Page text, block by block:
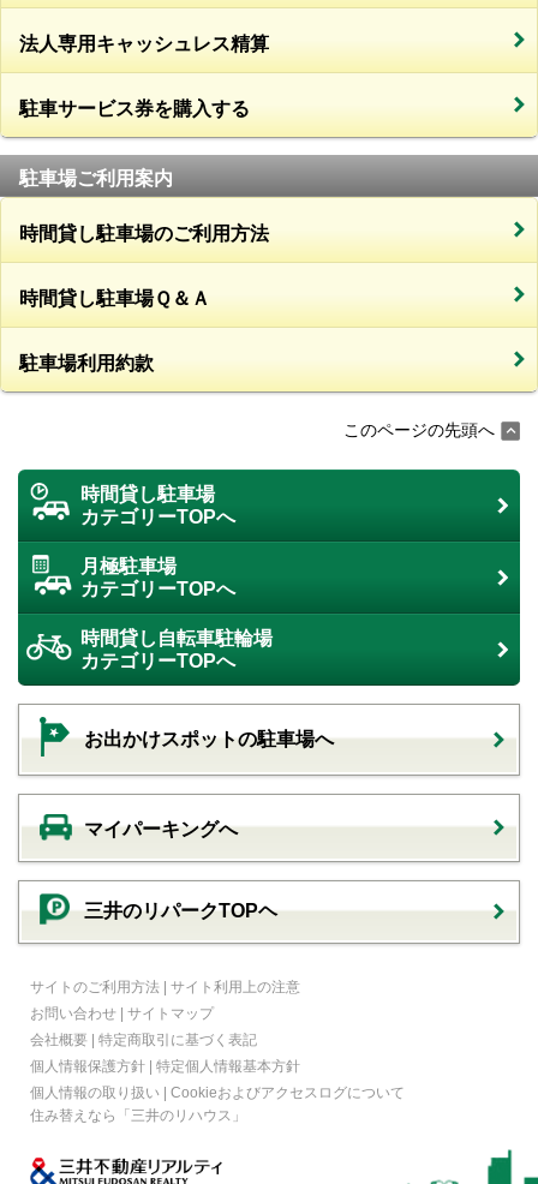
法人専用キャッシュレス精算
駐車サービス券を購入する
駐車場ご利用案内
時間貸し駐車場のご利用方法
時間貸し駐車場Ｑ＆Ａ
駐車場利用約款
このページの先頭へ
時間貸し駐車場
カテゴリーTOPへ
月極駐車場
カテゴリーTOPへ
時間貸し自転車駐輪場
カテゴリーTOPへ
お出かけスポットの駐車場へ
マイパーキングへ
三井のリパークTOPヘ
サイトのご利用方法 | サイト利用上の注意
お問い合わせ | サイトマップ
会社概要 | 特定商取引に基づく表記
個人情報保護方針 | 特定個人情報基本方針
個人情報の取り扱い | Cookieおよびアクセスログについて
住み替えなら
「三井のリハウス」